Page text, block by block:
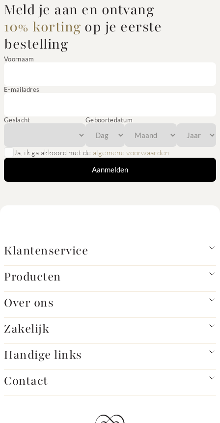
Meld je aan en ontvang
10% korting op je eerste
bestelling
Voornaam
E-mailadres
Geslacht Geboortedatum
Ja, ik ga akkoord met de algemene voorwaarden
Aanmelden
Klantenservice
Producten
Over ons
Zakelijk
Handige links
Contact